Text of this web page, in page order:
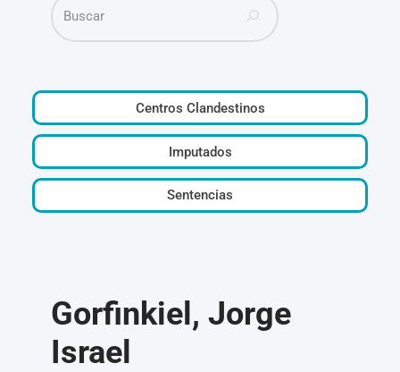
Centros Clandestinos
Imputados
Sentencias
Gorfinkiel, Jorge
Israel